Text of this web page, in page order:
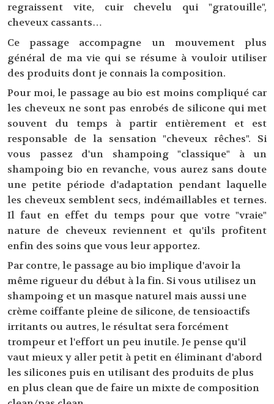
regraissent vite, cuir chevelu qui "gratouille",
cheveux cassants…
Ce passage accompagne un mouvement plus
général de ma vie qui se résume à vouloir utiliser
des produits dont je connais la composition.
Pour moi, le passage au bio est moins compliqué car
les cheveux ne sont pas enrobés de silicone qui met
souvent du temps à partir entièrement et est
responsable de la sensation "cheveux rêches". Si
vous passez d'un shampoing "classique" à un
shampoing bio en revanche, vous aurez sans doute
une petite période d'adaptation pendant laquelle
les cheveux semblent secs, indémaillables et ternes.
Il faut en effet du temps pour que votre "vraie"
nature de cheveux reviennent et qu'ils profitent
enfin des soins que vous leur apportez.
Par contre, le passage au bio implique d'avoir la
même rigueur du début à la fin. Si vous utilisez un
shampoing et un masque naturel mais aussi une
crème coiffante pleine de silicone, de tensioactifs
irritants ou autres, le résultat sera forcément
trompeur et l'effort un peu inutile. Je pense qu'il
vaut mieux y aller petit à petit en éliminant d'abord
les silicones puis en utilisant des produits de plus
en plus clean que de faire un mixte de composition